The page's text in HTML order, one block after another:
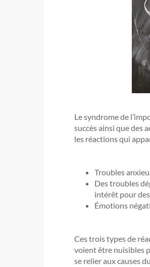
Le syndrome de
succès ainsi que des
les réactions qui
Troubles
Des troubles
intérêt pour
Émotions
Ces trois types de
voient être nuisibles
se relier aux causes